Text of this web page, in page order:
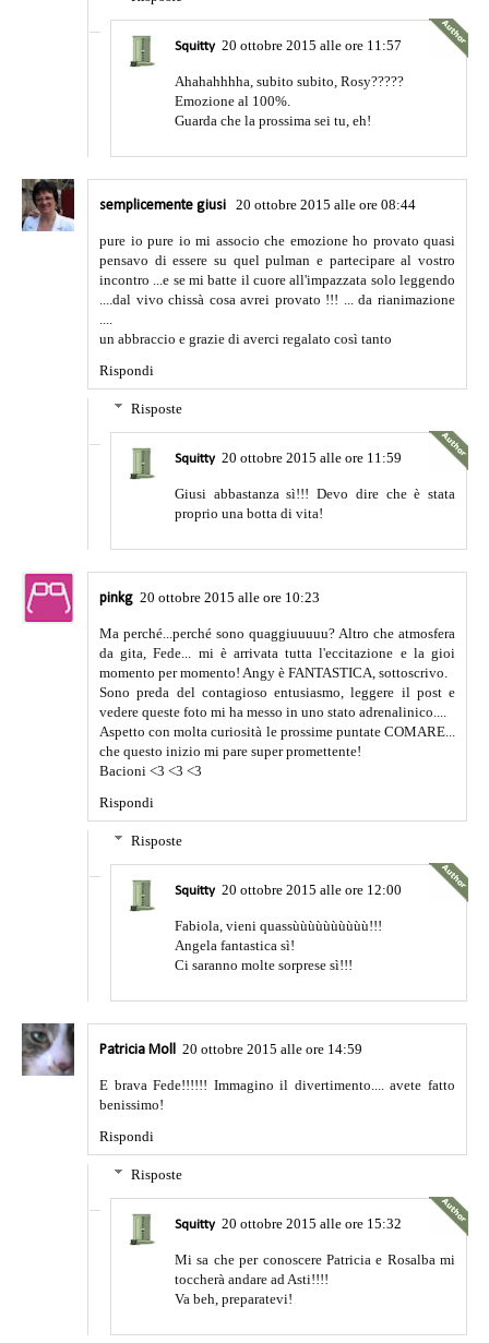
Squitty 20 ottobre 2015 alle ore 11:57
Ahahahhhha, subito subito, Rosy?????
Emozione al 100%.
Guarda che la prossima sei tu, eh!
semplicemente giusi 20 ottobre 2015 alle ore 08:44
pure io pure io mi associo che emozione ho provato quasi
pensavo di essere su quel pulman e partecipare al vostro
incontro ...e se mi batte il cuore all'impazzata solo leggendo
....dal vivo chissà cosa avrei provato !!! ... da rianimazione
....
un abbraccio e grazie di averci regalato così tanto
Rispondi
Risposte
Squitty 20 ottobre 2015 alle ore 11:59
Giusi abbastanza sì!!! Devo dire che è stata
proprio una botta di vita!
pinkg 20 ottobre 2015 alle ore 10:23
Ma perché...perché sono quaggiuuuuu? Altro che atmosfera
da gita, Fede... mi è arrivata tutta l'eccitazione e la gioi
momento per momento! Angy è FANTASTICA, sottoscrivo.
Sono preda del contagioso entusiasmo, leggere il post e
vedere queste foto mi ha messo in uno stato adrenalinico....
Aspetto con molta curiosità le prossime puntate COMARE...
che questo inizio mi pare super promettente!
Bacioni <3 <3 <3
Rispondi
Risposte
Squitty 20 ottobre 2015 alle ore 12:00
Fabiola, vieni quassùùùùùùùùùù!!!
Angela fantastica sì!
Ci saranno molte sorprese sì!!!
Patricia Moll 20 ottobre 2015 alle ore 14:59
E brava Fede!!!!!! Immagino il divertimento.... avete fatto
benissimo!
Rispondi
Risposte
Squitty 20 ottobre 2015 alle ore 15:32
Mi sa che per conoscere Patricia e Rosalba mi
toccherà andare ad Asti!!!!
Va beh, preparatevi!